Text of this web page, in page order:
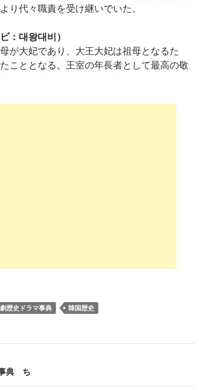
り代々職責を受け継いでいた。
：대왕대비）
が大妃であり、大王大妃は祖母となるた
こととなる。王室の年長者として最高の敬
歴史ドラマ事典 韓国歴史
典 ち